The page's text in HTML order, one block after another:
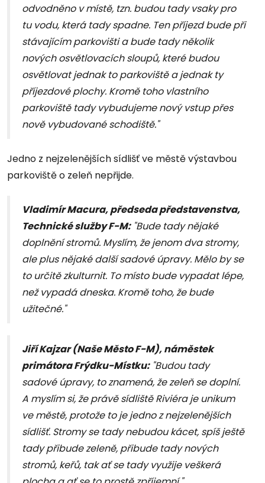
odvodněno v místě, tzn. budou tady vsaky pro
tu vodu, která tady spadne. Ten příjezd bude při
stávajícím parkovišti a bude tady několik
nových osvětlovacích sloupů, které budou
osvětlovat jednak to parkoviště a jednak ty
příjezdové plochy. Kromě toho vlastního
parkoviště tady vybudujeme nový vstup přes
nově vybudované schodiště."
Jedno z nejzelenějších sídlišť ve městě výstavbou
parkoviště o zeleň nepřijde.
Vladimír Macura, předseda představenstva,
Technické služby F-M:"Bude tady nějaké
doplnění stromů. Myslím, že jenom dva stromy,
ale plus nějaké další sadové úpravy. Mělo by se
to určitě zkulturnit. To místo bude vypadat lépe,
než vypadá dneska. Kromě toho, že bude
užitečné."
Jiří Kajzar (Naše Město F-M), náměstek
primátora Frýdku-Místku:"Budou tady
sadové úpravy, to znamená, že zeleň se doplní.
A myslím si, že právě sídliště Riviéra je unikum
ve městě, protože to je jedno z nejzelenějších
sídlišť. Stromy se tady nebudou kácet, spíš ještě
tady přibude zeleně, přibude tady nových
stromů, keřů, tak ať se tady využije veškerá